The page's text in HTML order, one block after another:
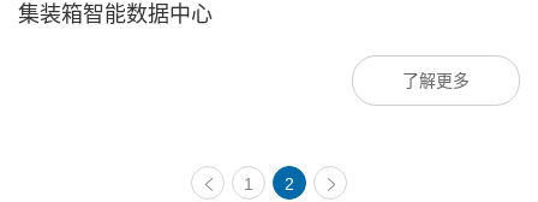
集装箱智能数据中心
了解更多
1 2